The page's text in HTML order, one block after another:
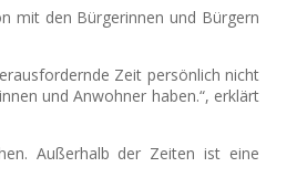
mit den Bürgerinnen und Bürgern
Zeit persönlich nicht
und Anwohner haben.“, erklärt
Außerhalb der Zeiten ist eine